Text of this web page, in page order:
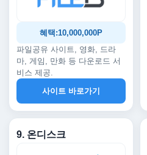
혜택:10,000,000P
파일공유 사이트, 영화, 드라
마, 게임, 만화 등 다운로드 서
비스 제공.
사이트 바로가기
9. 온디스크